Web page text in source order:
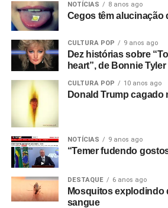
NOTÍCIAS 8 anos ago
Cegos têm alucinação
CULTURA POP 9 anos ago
Dez histórias sobre
heart”, de Bonnie Tyler
CULTURA POP 10 anos ago
Donald Trump cagado
NOTÍCIAS 9 anos ago
“Temer fudendo
DESTAQUE 6 anos ago
Mosquitos explodindo
sangue